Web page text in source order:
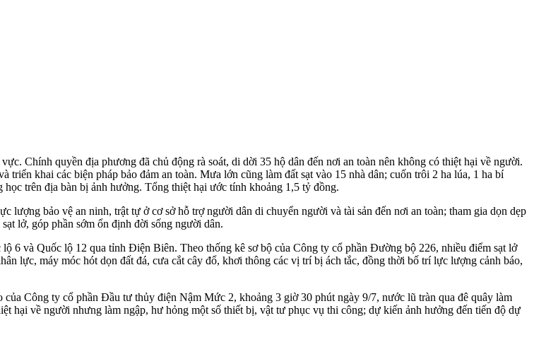
Chính quyền địa phương đã chủ động rà soát, di dời 35 hộ dân đến nơi an toàn nên không có thiệt hại về người.
khai các biện pháp bảo đảm an toàn. Mưa lớn cũng làm đất sạt vào 15 nhà dân; cuốn trôi 2 ha lúa, 1 ha bí
trên địa bàn bị ảnh hưởng. Tổng thiệt hại ước tính khoảng 1,5 tỷ đồng.
bảo vệ an ninh, trật tự ở cơ sở hỗ trợ người dân di chuyển người và tài sản đến nơi an toàn; tham gia dọn dẹp
lở, góp phần sớm ổn định đời sống người dân.
6 và Quốc lộ 12 qua tỉnh Điện Biên. Theo thống kê sơ bộ của Công ty cổ phần Đường bộ 226, nhiều điểm sạt lở
lực, máy móc hót dọn đất đá, cưa cắt cây đổ, khơi thông các vị trí bị ách tắc, đồng thời bố trí lực lượng cảnh báo,
Công ty cổ phần Đầu tư thủy điện Nậm Mức 2, khoảng 3 giờ 30 phút ngày 9/7, nước lũ tràn qua đê quây làm
hại về người nhưng làm ngập, hư hỏng một số thiết bị, vật tư phục vụ thi công; dự kiến ảnh hưởng đến tiến độ dự